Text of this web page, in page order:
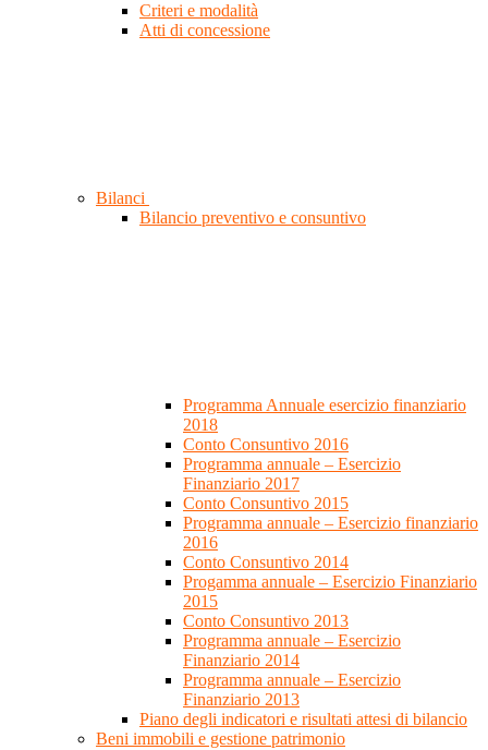
Criteri e modalità
Atti di concessione
Bilanci
Bilancio preventivo e consuntivo
Programma Annuale esercizio finanziario
2018
Conto Consuntivo 2016
Programma annuale – Esercizio
Finanziario 2017
Conto Consuntivo 2015
Programma annuale – Esercizio finanziario
2016
Conto Consuntivo 2014
Progamma annuale – Esercizio Finanziario
2015
Conto Consuntivo 2013
Programma annuale – Esercizio
Finanziario 2014
Programma annuale – Esercizio
Finanziario 2013
Piano degli indicatori e risultati attesi di bilancio
Beni immobili e gestione patrimonio